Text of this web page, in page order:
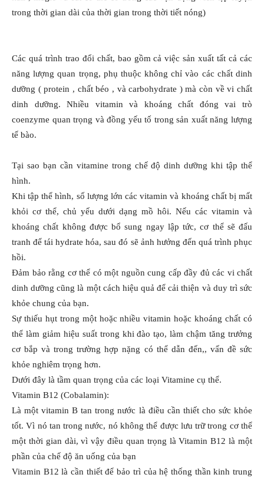
trong thời gian dài của thời gian trong thời tiết nóng)
Các quá trình trao đổi chất, bao gồm cả việc sản xuất tất cả các
năng lượng quan trọng, phụ thuộc không chỉ vào các chất dinh
dưỡng ( protein , chất béo , và carbohydrate ) mà còn về vi chất
dinh dưỡng. Nhiều vitamin và khoáng chất đóng vai trò
coenzyme quan trọng và đồng yếu tố trong sản xuất năng lượng
tế bào.
Tại sao bạn cần vitamine trong chế độ dinh dưỡng khi tập thể
hình.
Khi tập thể hình, số lượng lớn các vitamin và khoáng chất bị mất
khỏi cơ thể, chủ yếu dưới dạng mồ hôi. Nếu các vitamin và
khoáng chất không được bổ sung ngay lập tức, cơ thể sẽ đấu
tranh để tái hydrate hóa, sau đó sẽ ảnh hưởng đến quá trình phục
hồi.
Đảm bảo rằng cơ thể có một nguồn cung cấp đầy đủ các vi chất
dinh dưỡng cũng là một cách hiệu quả để cải thiện và duy trì sức
khỏe chung của bạn.
Sự thiếu hụt trong một hoặc nhiều vitamin hoặc khoáng chất có
thể làm giảm hiệu suất trong khi đào tạo, làm chậm tăng trưởng
cơ bắp và trong trường hợp nặng có thể dẫn đến,, vấn đề sức
khỏe nghiêm trọng hơn.
Dưới đây là tầm quan trọng của các loại Vitamine cụ thể.
Vitamin B12 (Cobalamin):
Là một vitamin B tan trong nước là điều cần thiết cho sức khỏe
tốt. Vì nó tan trong nước, nó không thể được lưu trữ trong cơ thể
một thời gian dài, vì vậy điều quan trọng là Vitamin B12 là một
phần của chế độ ăn uống của bạn
Vitamin B12 là cần thiết để bảo trì của hệ thống thần kinh trung